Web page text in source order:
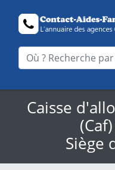
Caisse
Siège